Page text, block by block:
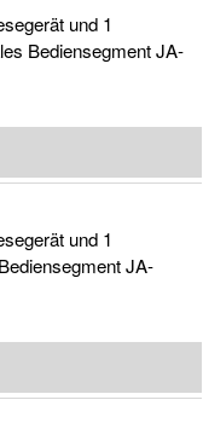
und 1
Bediensegment JA-
und 1
JA-